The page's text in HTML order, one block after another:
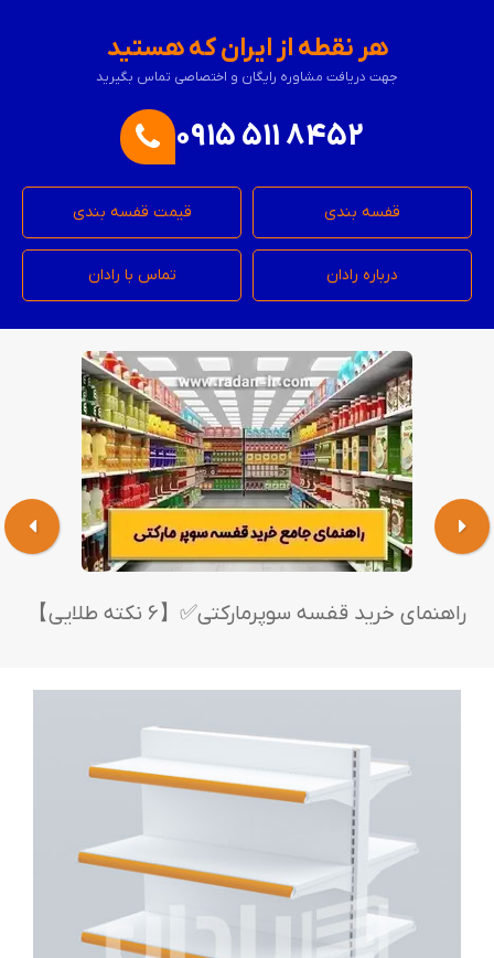
هر نقطه از ایران که هستید
جهت دریافت مشاوره رایگان و اختصاصی تماس بگیرید
0915 511 8452
قفسه بندی قیمت قفسه بندی
درباره رادان تماس با رادان
راهنمای خرید قفسه سوپرمارکتی✅【6 نکته طلایی】